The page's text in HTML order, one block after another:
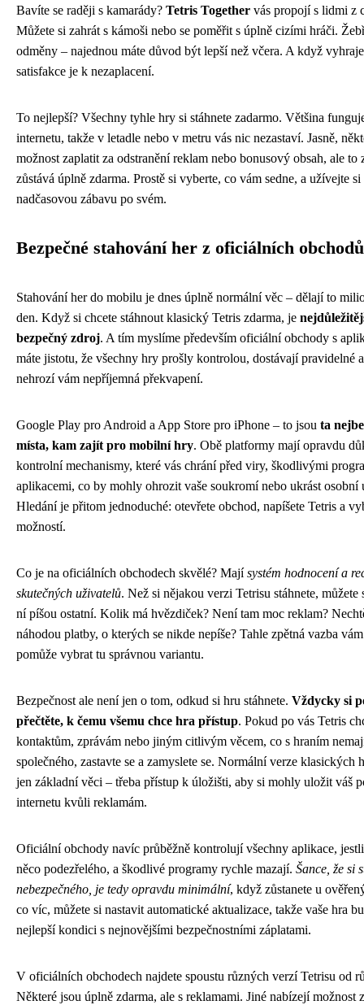
Bavíte se raději s kamarády? Tetris Together vás propojí s lidmi z
Můžete si zahrát s kámoši nebo se poměřit s úplně cizími hráči.
odměny – najednou máte důvod být lepší než včera. A když
satisfakce je k nezaplacení.
To nejlepší? Všechny tyhle hry si stáhnete zadarmo. Většina
internetu, takže v letadle nebo v metru vás nic nezastaví. Jasně,
možnost zaplatit za odstranění reklam nebo bonusový obsah, ale to
zůstává úplně zdarma. Prostě si vyberte, co vám sedne, a užívejte si
nadčasovou zábavu po svém.
Bezpečné stahování her z oficiálních obchodů
Stahování her do mobilu je dnes úplně normální věc – dělají to
den. Když si chcete stáhnout klasický Tetris zdarma, je
bezpečný zdroj. A tím myslíme především oficiální obchody s
máte jistotu, že všechny hry prošly kontrolou, dostávají pravidelné
nehrozí vám nepříjemná překvapení.
Google Play pro Android a App Store pro iPhone – to jsou ta
místa, kam zajít pro mobilní hry. Obě platformy mají opravdu
kontrolní mechanismy, které vás chrání před viry, škodlivými
aplikacemi, co by mohly ohrozit vaše soukromí nebo ukrást osobní
Hledání je přitom jednoduché: otevřete obchod, napíšete Tetris a
možností.
Co je na oficiálních obchodech skvělé? Mají systém hodnocení a
skutečných uživatelů. Než si nějakou verzi Tetrisu stáhnete, můžete
ní píšou ostatní. Kolik má hvězdiček? Není tam moc reklam?
náhodou platby, o kterých se nikde nepíše? Tahle zpětná vazba vám
pomůže vybrat tu správnou variantu.
Bezpečnost ale není jen o tom, odkud si hru stáhnete. Vždycky si
přečtěte, k čemu všemu chce hra přístup. Pokud po vás Tetris
kontaktům, zprávám nebo jiným citlivým věcem, co s hraním
společného, zastavte se a zamyslete se. Normální verze klasických
jen základní věci – třeba přístup k úložišti, aby si mohly uložit váš
internetu kvůli reklamám.
Oficiální obchody navíc průběžně kontrolují všechny aplikace,
něco podezřelého, a škodlivé programy rychle mazají. Šance, že si
nebezpečného, je tedy opravdu minimální, když zůstanete u
co víc, můžete si nastavit automatické aktualizace, takže vaše hra
nejlepší kondici s nejnovějšími bezpečnostními záplatami.
V oficiálních obchodech najdete spoustu různých verzí Tetrisu od
Některé jsou úplně zdarma, ale s reklamami. Jiné nabízejí možnost